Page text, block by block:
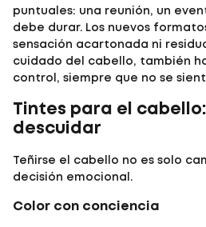
puntuales: una reunión, un
debe durar. Los nuevos
sensación acartonada ni
cuidado del cabello, también
control, siempre que no se
Tintes para el
descuidar
Teñirse el cabello no es solo
decisión emocional.
Color con conciencia